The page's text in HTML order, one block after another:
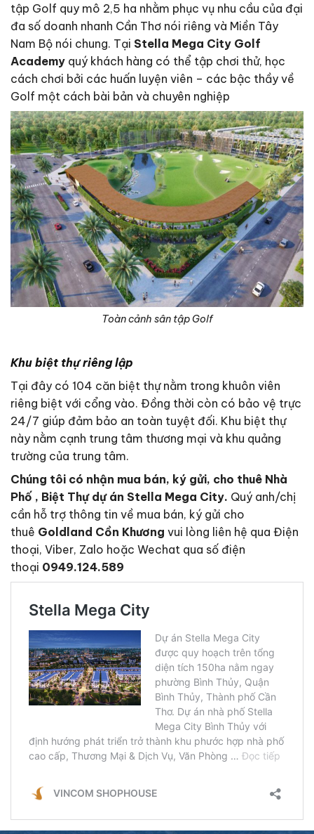
tập Golf quy mô 2,5 ha nhằm phục vụ nhu cầu của đại
đa số doanh nhanh Cần Thơ nói riêng và Miền Tây
Nam Bộ nói chung. Tại Stella Mega City Golf
Academy quý khách hàng có thể tập chơi thử, học
cách chơi bởi các huấn luyện viên – các bậc thầy về
Golf một cách bài bản và chuyên nghiệp
Toàn cảnh sân tập Golf
Khu biệt thự riêng lập
Tại đây có 104 căn biệt thự nằm trong khuôn viên
riêng biệt với cổng vào. Đồng thời còn có bảo vệ trực
24/7 giúp đảm bảo an toàn tuyệt đối. Khu biệt thự
này nằm cạnh trung tâm thương mại và khu quảng
trường của trung tâm.
Chúng tôi có nhận mua bán, ký gửi, cho thuê Nhà
Phố , Biệt Thự dự án Stella Mega City. Quý anh/chị
cần hỗ trợ thông tin về mua bán, ký gửi cho
thuê Goldland Cồn Khương vui lòng liên hệ qua Điện
thoại, Viber, Zalo hoặc Wechat qua số điện
thoại 0949.124.589